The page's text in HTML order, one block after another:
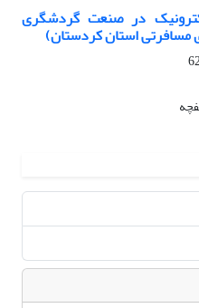
در صنعت گردشگری
مسافرتی استان کردستان)